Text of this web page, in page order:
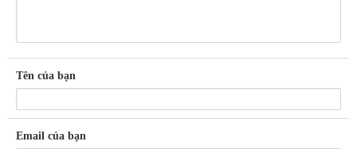
Tên của bạn
Email của bạn